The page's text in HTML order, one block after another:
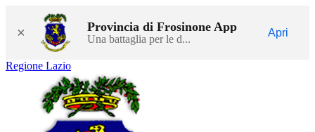
× Provincia di Frosinone App
Una battaglia per le d...
Apri
Regione Lazio